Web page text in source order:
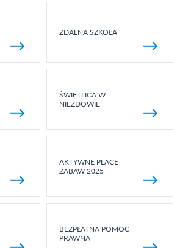
ZDALNA SZKOŁA
ŚWIETLICA W
NIEZDOWIE
AKTYWNE PLACE
ZABAW 2025
BEZPŁATNA POMOC
PRAWNA